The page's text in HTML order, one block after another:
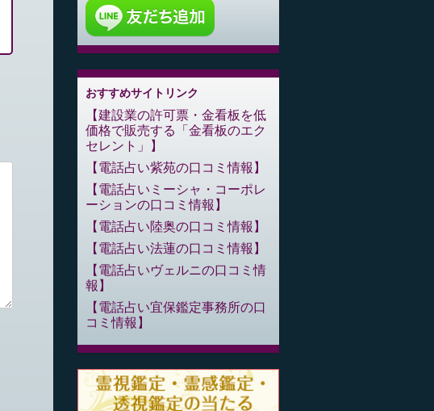
おすすめサイトリンク
建設業の許可票・金看板を低
価格で販売する「金看板のエク
セレント」
電話占い紫苑の口コミ情報
電話占いミーシャ・コーポレ
ーションの口コミ情報
電話占い陸奥の口コミ情報
電話占い法蓮の口コミ情報
電話占いヴェルニの口コミ情
報
電話占い宜保鑑定事務所の口
コミ情報